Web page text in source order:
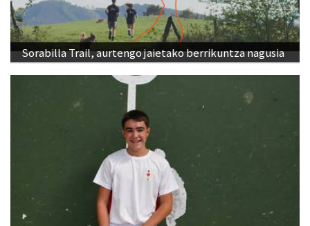
Sorabilla Trail, aurtengo jaietako berrikuntza nagusia